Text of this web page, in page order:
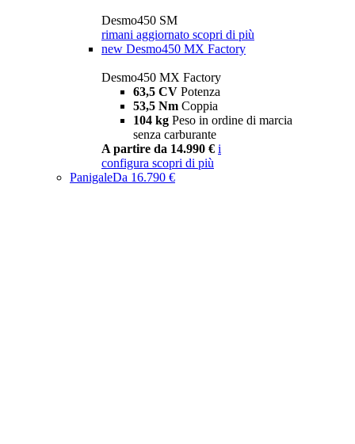
Desmo450 SM
rimani aggiornato scopri di più
new Desmo450 MX Factory
Desmo450 MX Factory
63,5 CV Potenza
53,5 Nm Coppia
104 kg Peso in ordine di marcia
senza carburante
A partire da 14.990 € i
configura scopri di più
PanigaleDa 16.790 €